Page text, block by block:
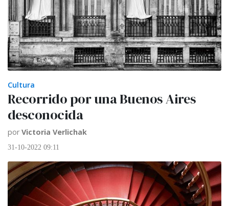
Cultura
Recorrido por una Buenos Aires
desconocida
porVictoria Verlichak
31-10-2022 09:11